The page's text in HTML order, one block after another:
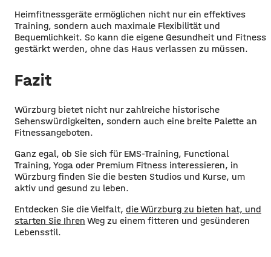
Heimfitnessgeräte ermöglichen nicht nur ein effektives
Training, sondern auch maximale Flexibilität und
Bequemlichkeit. So kann die eigene Gesundheit und Fitness
gestärkt werden, ohne das Haus verlassen zu müssen.
Fazit
Würzburg bietet nicht nur zahlreiche historische
Sehenswürdigkeiten, sondern auch eine breite Palette an
Fitnessangeboten.
Ganz egal, ob Sie sich für EMS-Training, Functional
Training, Yoga oder Premium Fitness interessieren, in
Würzburg finden Sie die besten Studios und Kurse, um
aktiv und gesund zu leben.
Entdecken Sie die Vielfalt, die Würzburg zu bieten hat, und
starten Sie Ihren Weg zu einem fitteren und gesünderen
Lebensstil.